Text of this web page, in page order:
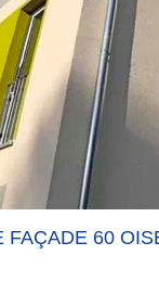
FAÇADE 60